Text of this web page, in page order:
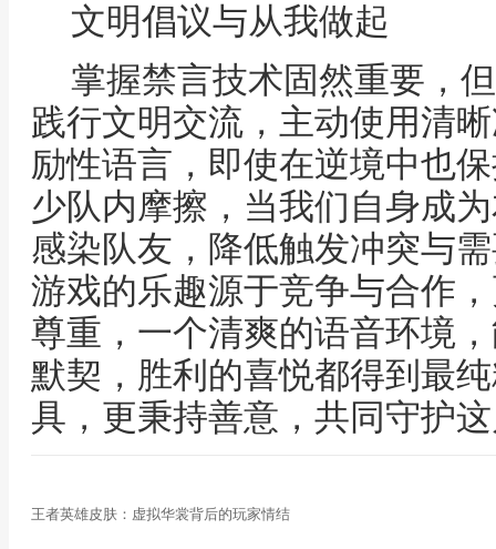
文明倡议与从我做起
掌握禁言技术固然重要，
践行文明交流，主动使用清
励性语言，即使在逆境中也
少队内摩擦，当我们自身成
感染队友，降低触发冲突与
游戏的乐趣源于竞争与合作
尊重，一个清爽的语音环境
默契，胜利的喜悦都得到最
具，更秉持善意，共同守护
王者英雄皮肤：虚拟华裳背后的玩家情结